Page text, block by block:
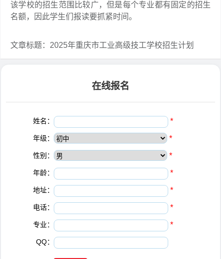
该学校的招生范围比较广，但是每个专业都有固定的招生
名额，因此学生们报读要抓紧时间。
文章标题：2025年重庆市工业高级技工学校招生计划
在线报名
姓名： *
年级： *
性别： *
年龄： *
地址： *
电话： *
专业： *
QQ：